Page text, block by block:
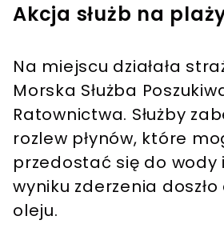
Akcja służb na
Na miejscu działała
Morska Służba
Ratownictwa. Służby
rozlew płynów, które
przedostać się do wody
wyniku zderzenia
oleju.